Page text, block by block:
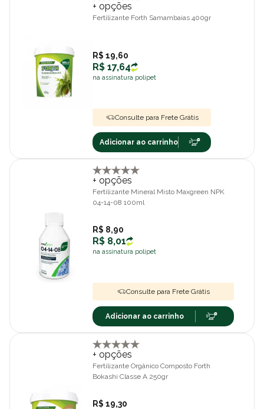
+ opções
Fertilizante Forth Samambaias 400gr
R$ 19,60
R$ 17,64
na assinatura polipet
Consulte para Frete Grátis
Adicionar ao carrinho
+ opções
Fertilizante Mineral Misto Maxgreen NPK
04-14-08 100ml
R$ 8,90
R$ 8,01
na assinatura polipet
Consulte para Frete Grátis
Adicionar ao carrinho
+ opções
Fertilizante Orgânico Composto Forth
Bokashi Classe A 250gr
R$ 19,30